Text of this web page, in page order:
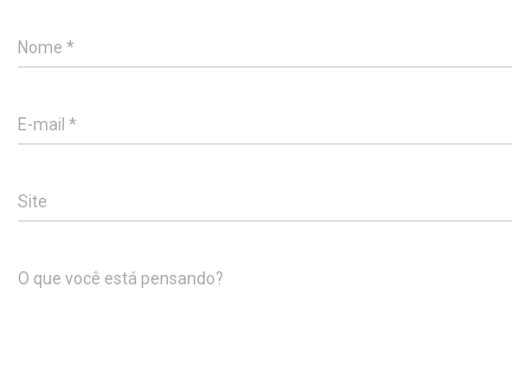
Nome *
E-mail *
Site
O que você está pensando?